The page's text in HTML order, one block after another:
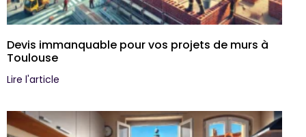
Devis immanquable pour vos projets de murs à
Toulouse
Lire l'article